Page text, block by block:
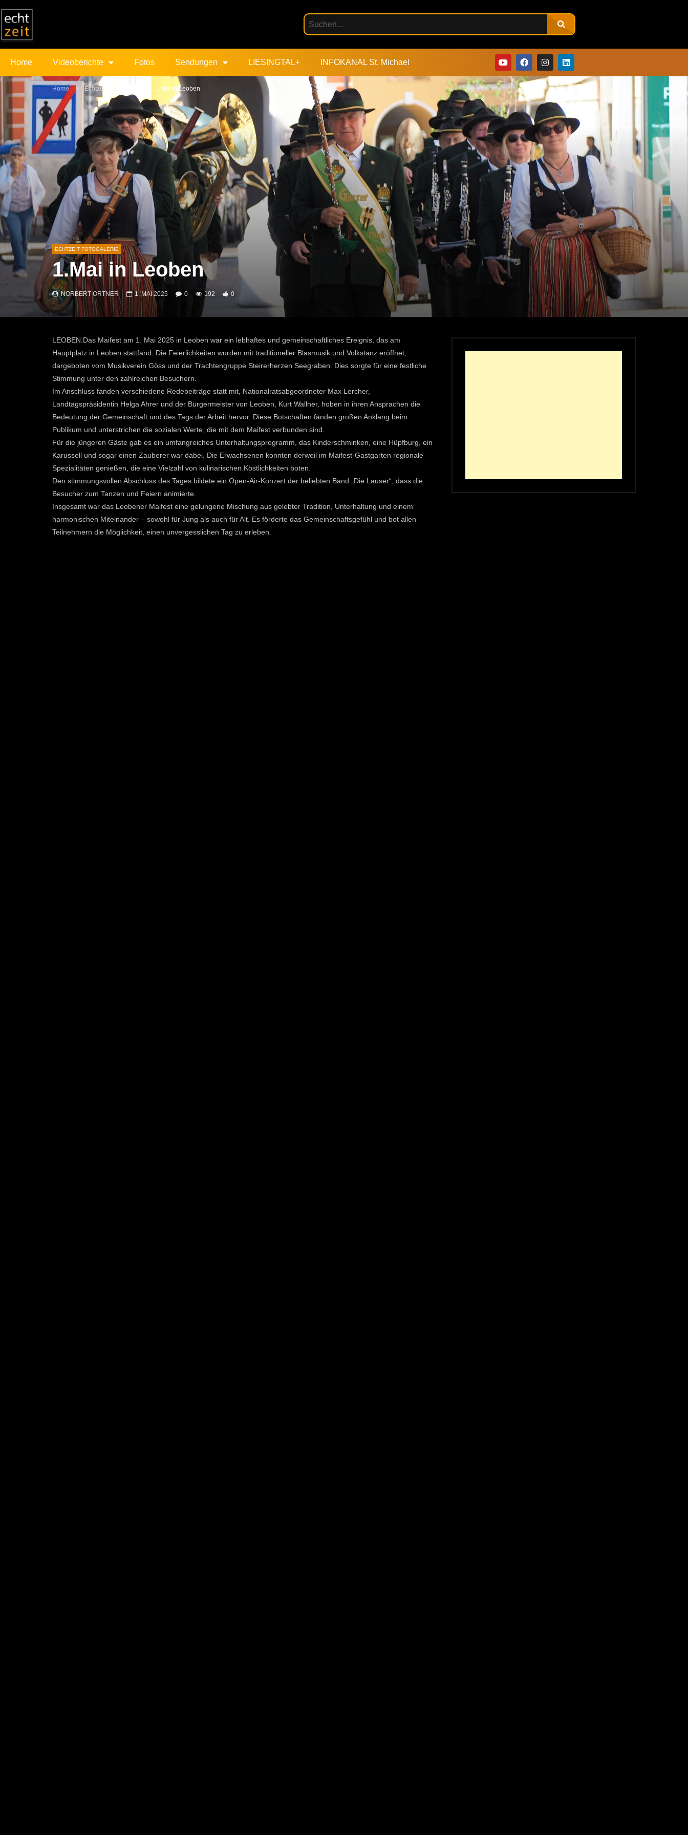
Home Videoberichte Fotos Sendungen LIESINGTAL+ INFOKANAL St. Michael
Home Echtzeit Fotogalerie 1.Mai in Leoben
ECHTZEIT FOTOGALERIE
1.Mai in Leoben
NORBERT ORTNER 1. MAI 2025 0 192 0
LEOBEN.Das Maifest am 1. Mai 2025 in Leoben war ein lebhaftes und gemeinschaftliches Ereignis, das am
Hauptplatz in Leoben stattfand. Die Feierlichkeiten wurden mit traditioneller Blasmusik und Volkstanz eröffnet,
dargeboten vom Musikverein Göss und der Trachtengruppe Steirerherzen Seegraben. Dies sorgte für eine festliche
Stimmung unter den zahlreichen Besuchern.
Im Anschluss fanden verschiedene Redebeiträge statt mit, Nationalratsabgeordneter Max Lercher,
Landtagspräsidentin Helga Ahrer und der Bürgermeister von Leoben, Kurt Wallner, hoben in ihren Ansprachen die
Bedeutung der Gemeinschaft und des Tags der Arbeit hervor. Diese Botschaften fanden großen Anklang beim
Publikum und unterstrichen die sozialen Werte, die mit dem Maifest verbunden sind.
Für die jüngeren Gäste gab es ein umfangreiches Unterhaltungsprogramm, das Kinderschminken, eine Hüpfburg, ein
Karussell und sogar einen Zauberer war dabei. Die Erwachsenen konnten derweil im Maifest-Gastgarten regionale
Spezialitäten genießen, die eine Vielzahl von kulinarischen Köstlichkeiten boten.
Den stimmungsvollen Abschluss des Tages bildete ein Open-Air-Konzert der beliebten Band „Die Lauser“, dass die
Besucher zum Tanzen und Feiern animierte.
Insgesamt war das Leobener Maifest eine gelungene Mischung aus gelebter Tradition, Unterhaltung und einem
harmonischen Miteinander – sowohl für Jung als auch für Alt. Es förderte das Gemeinschaftsgefühl und bot allen
Teilnehmern die Möglichkeit, einen unvergesslichen Tag zu erleben.